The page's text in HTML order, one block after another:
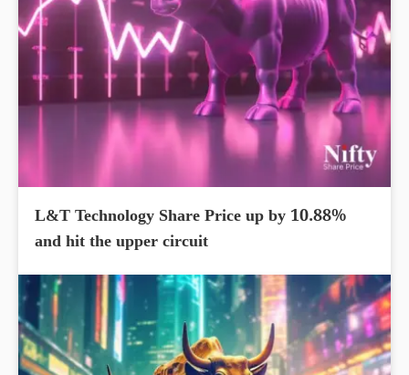
L&T Technology Share Price up by 10.88%
and hit the upper circuit